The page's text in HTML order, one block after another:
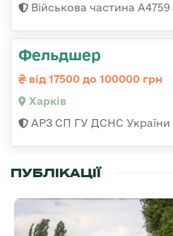
Військова частина А4759
Фельдшер
від 17500 до 100000 грн
Харків
АРЗ СП ГУ ДСНС України
ПУБЛІКАЦІЇ